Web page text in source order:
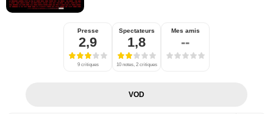
Presse
2,9
9 critiques
Spectateurs
1,8
10 notes, 2 critiques
Mes amis
--
VOD